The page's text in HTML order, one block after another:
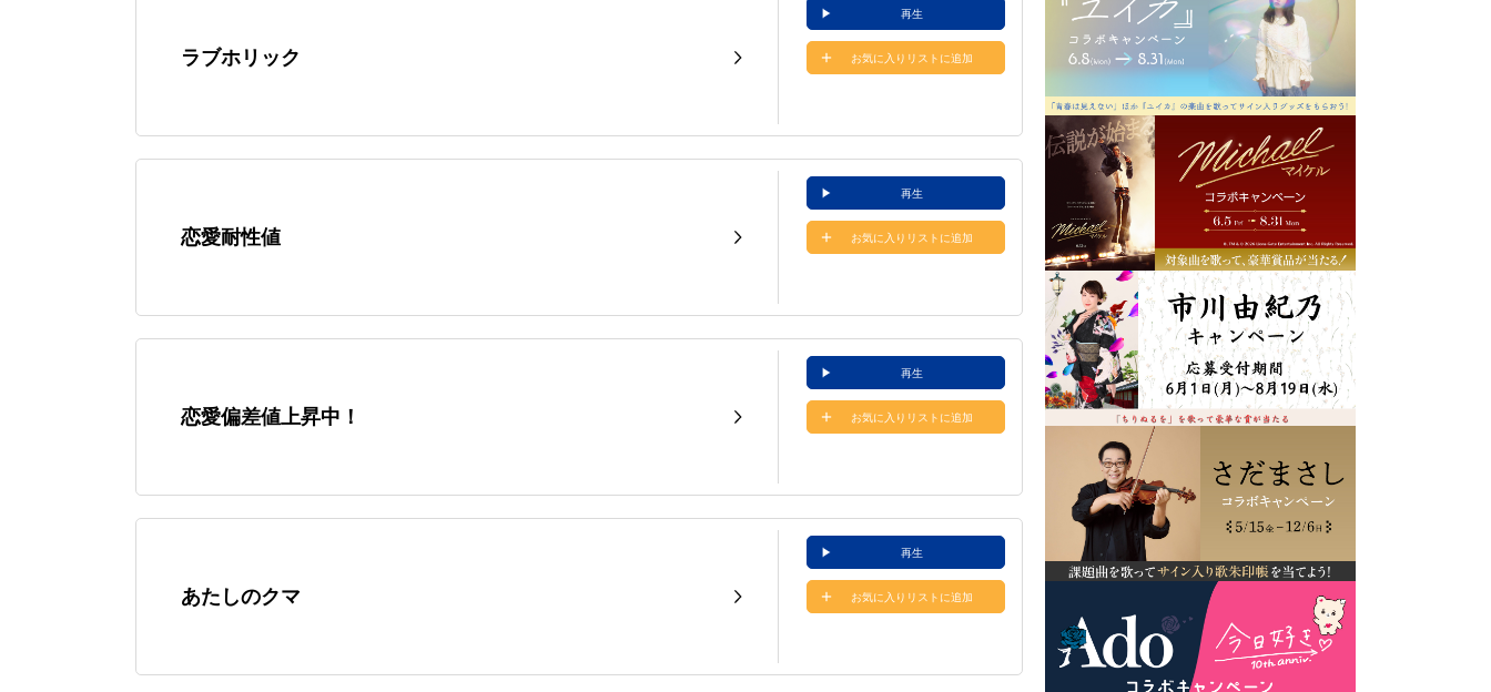
ラブホリック
再生
お気に入りリストに追加
恋愛耐性値
再生
お気に入りリストに追加
恋愛偏差値上昇中！
再生
お気に入りリストに追加
あたしのクマ
再生
お気に入りリストに追加